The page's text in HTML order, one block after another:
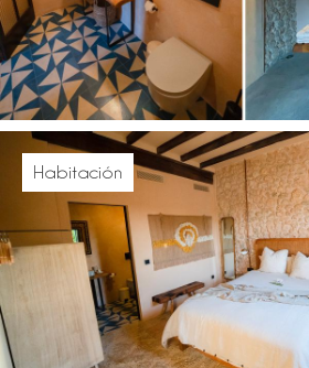
Habitación